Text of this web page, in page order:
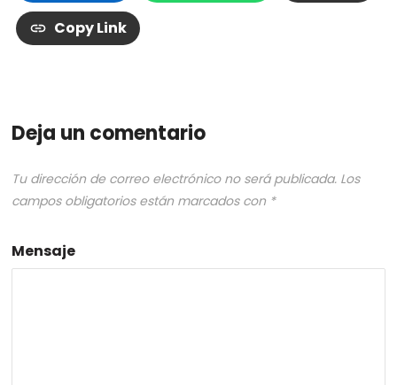
Copy Link
Deja un comentario
Tu dirección de correo electrónico no será publicada. Los
campos obligatorios están marcados con *
Mensaje